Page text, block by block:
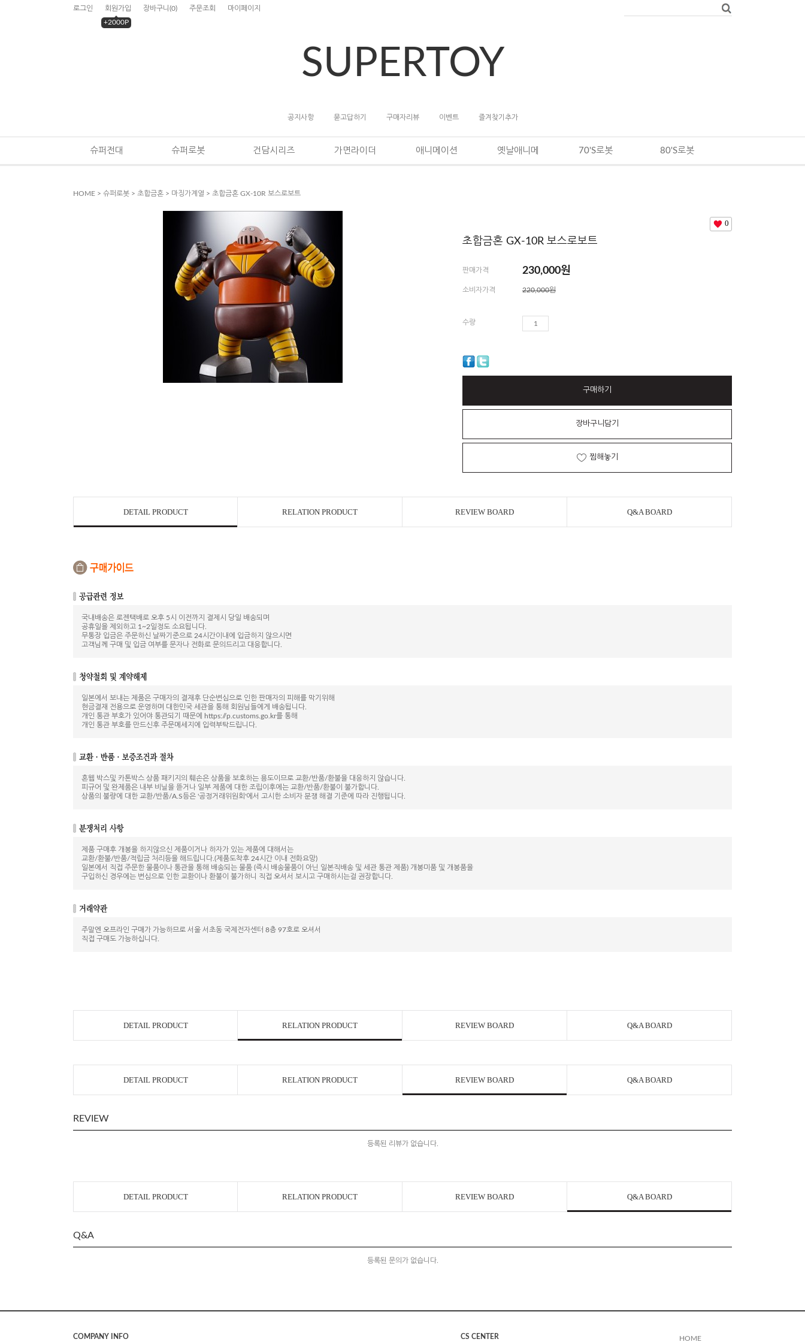
로그인
회원가입
+2000P
장바구니 (0) 주문조회 마이페이지
SUPERTOY
공지사항 묻고답하기 구매자리뷰 이벤트 즐겨찾기추가
슈퍼전대 슈퍼로봇 건담시리즈 가면라이더 애니메이션 옛날애니메 70'S로봇 80'S로봇
HOME > 슈퍼로봇 > 초합금혼 > 마징가계열 > 초합금혼 GX-10R 보스로보트
0
초합금혼 GX-10R 보스로보트
판매가격 230,000원
소비자가격 220,000원
수량
구매하기
장바구니담기
찜해놓기
DETAIL PRODUCT RELATION PRODUCT REVIEW BOARD Q&A BOARD
국내배송은 로젠택배로 오후 5시 이전까지 결제시 당일 배송되며
공휴일을 제외하고 1~2일정도 소요됩니다.
무통장 입금은 주문하신 날짜기준으로 24시간이내에 입금하지 않으시면
고객님께 구매 및 입금 여부를 문자나 전화로 문의드리고 대응합니다.
일본에서 보내는 제품은 구매자의 결재후 단순변심으로 인한 판매자의 피해를 막기위해
현금결재 전용으로 운영하며 대한민국 세관을 통해 회원님들에게 배송됩니다.
개인 통관 부호가 있어야 통관되기 때문에 https://p.customs.go.kr를 통해
개인 통관 부호를 만드신후 주문메세지에 입력부탁드립니다.
혼웹 박스및 카톤박스 상품 패키지의 훼손은 상품을 보호하는 용도이므로 교환/반품/환불을 대응하지 않습니다.
피규어 및 완제품은 내부 비닐을 뜯거나 일부 제품에 대한 조립이후에는 교환/반품/환불이 불가합니다.
상품의 불량에 대한 교환/반품/A.S등은 '공정거래위원회'에서 고시한 소비자 분쟁 해결 기준에 따라 진행됩니다.
제품 구매후 개봉을 하지않으신 제품이거나 하자가 있는 제품에 대해서는
교환/환불/반품/적립금 처리등을 해드립니다.(제품도착후 24시간 이내 전화요망)
일본에서 직접 주문한 물품이나 통관을 통해 배송되는 물품 (즉시 배송물품이 아닌 일본직배송 및 세관 통관 제품) 개봉미품 및 개봉품을
구입하신 경우에는 변심으로 인한 교환이나 환불이 불가하니 직접 오셔서 보시고 구매하시는걸 권장합니다.
주말엔 오프라인 구매가 가능하므로 서울 서초동 국제전자센터 8층 97호로 오셔서
직접 구매도 가능하십니다.
DETAIL PRODUCT RELATION PRODUCT REVIEW BOARD Q&A BOARD
DETAIL PRODUCT RELATION PRODUCT REVIEW BOARD Q&A BOARD
REVIEW
등록된 리뷰가 없습니다.
DETAIL PRODUCT RELATION PRODUCT REVIEW BOARD Q&A BOARD
Q&A
등록된 문의가 없습니다.
COMPANY INFO CS CENTER HOME